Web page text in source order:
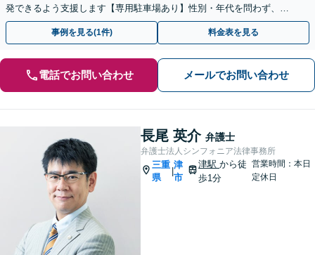
発できるよう支援します【専用駐車場あり】性別・年代を問わず、幅
広いご相談に対応【完全個室】【お子さま同席可】
事例を見る(1件) 料金表を見る
電話でお問い合わせ メールでお問い合わせ
長尾 英介 弁護士
弁護士法人シンフォニア法律事務所
三重
県
|
津
市
津駅から徒
歩1分
営業時間：本日
定休日